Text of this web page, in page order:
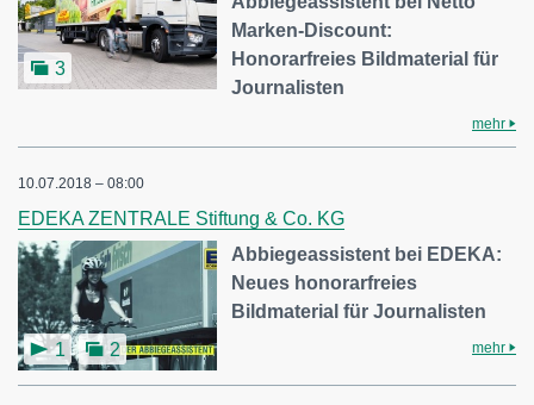
3
Marken-Discount:
Honorarfreies Bildmaterial für
Journalisten
mehr
10.07.2018 – 08:00
EDEKA ZENTRALE Stiftung & Co. KG
1 2
Abbiegeassistent bei EDEKA:
Neues honorarfreies
Bildmaterial für Journalisten
mehr